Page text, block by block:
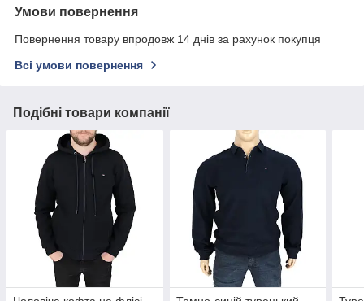
Умови повернення
Повернення товару впродовж 14 днів за рахунок покупця
Всі умови повернення
Подібні товари компанії